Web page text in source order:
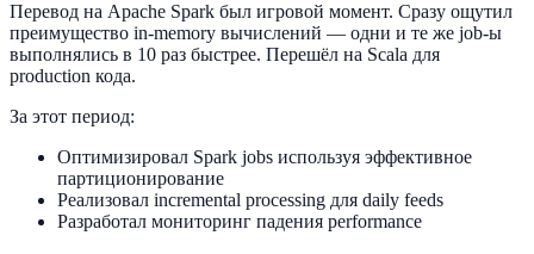
Перевод на Apache Spark был игровой момент. Сразу ощутил
преимущество in-memory вычислений — одни и те же job-ы
выполнялись в 10 раз быстрее. Перешёл на Scala для
production кода.
За этот период:
Оптимизировал Spark jobs используя эффективное
партиционирование
Реализовал incremental processing для daily feeds
Разработал мониторинг падения performance